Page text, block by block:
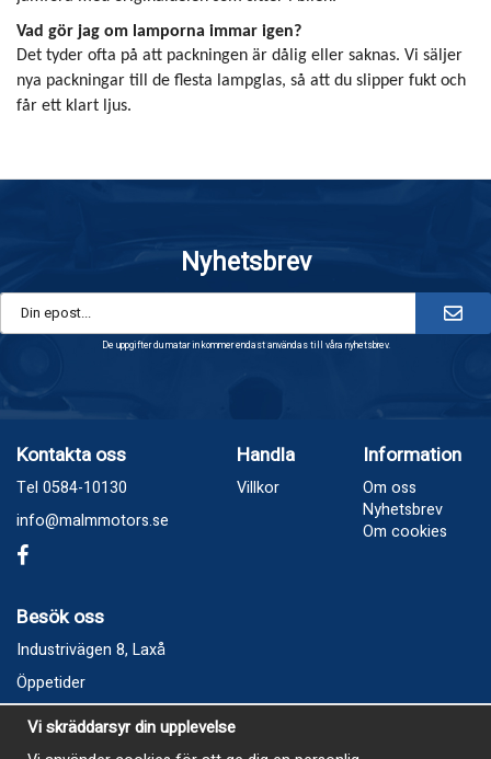
Vad gör jag om lamporna immar igen?
Det tyder ofta på att packningen är dålig eller saknas. Vi säljer
nya packningar till de flesta lampglas, så att du slipper fukt och
får ett klart ljus.
Nyhetsbrev
De uppgifter du matar in kommer endast användas till våra nyhetsbrev.
Kontakta oss
Tel 0584-10130
info@malmmotors.se
Handla
Villkor
Information
Om oss
Nyhetsbrev
Om cookies
Besök oss
Industrivägen 8, Laxå
Öppetider
Vecka 32
Måndag kl 9-12, kl 13 - 15
Vi skräddarsyr din upplevelse